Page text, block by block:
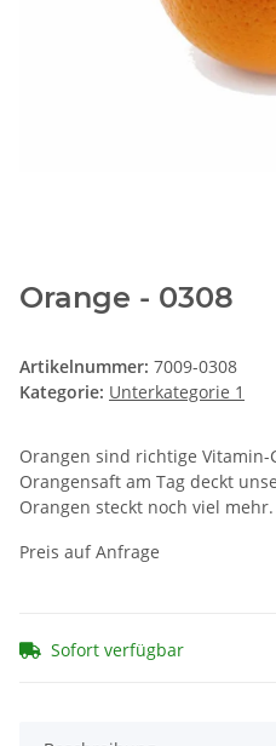
Orange - 0308
Artikelnummer: 7009-0308
Kategorie: Unterkategorie 1
Orangen sind richtige Vitamin-
Orangensaft am Tag deckt
Orangen steckt noch viel mehr.
Preis auf Anfrage
Sofort verfügbar